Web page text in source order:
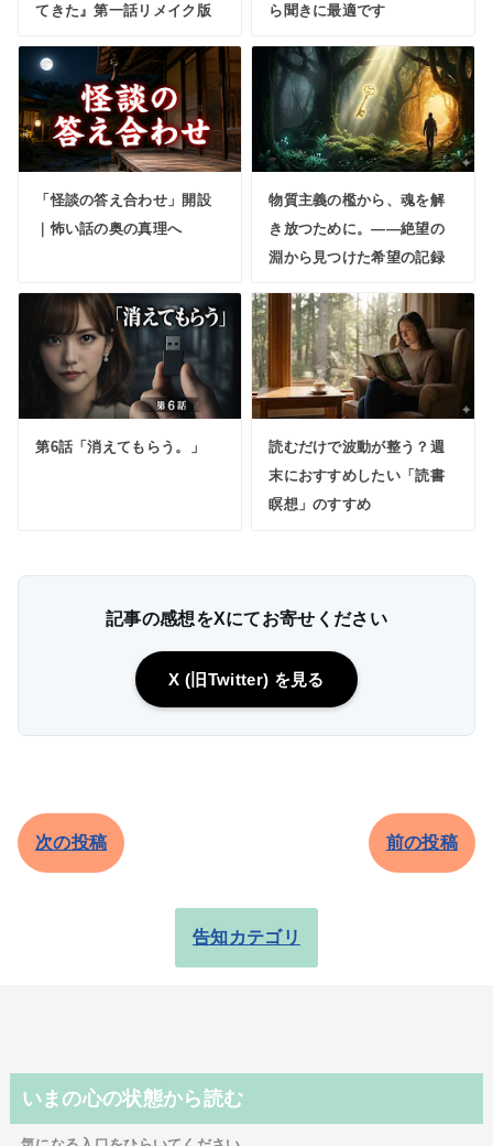
てきた』第一話リメイク版
ら聞きに最適です
「怪談の答え合わせ」開設
｜怖い話の奥の真理へ
物質主義の檻から、魂を解
き放つために。――絶望の
淵から見つけた希望の記録
第6話「消えてもらう。」
読むだけで波動が整う？週
末におすすめしたい「読書
瞑想」のすすめ
記事の感想をXにてお寄せください
X (旧Twitter) を見る
次の投稿 前の投稿
告知カテゴリ
いまの心の状態から読む